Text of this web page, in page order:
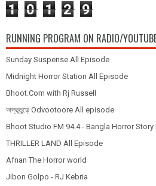
1 0 1 2 9
RUNNING PROGRAM ON RADIO/
Sunday Suspense All Episode
Midnight Horror Station All Episode
Bhoot.Com with Rj Russell
অদ্ভূতুড়ে Odvootoore All episode
Bhoot Studio FM 94.4 - Bangla Horror
THRILLER LAND All Episode
Afnan The Horror world
Jibon Golpo - RJ Kebria